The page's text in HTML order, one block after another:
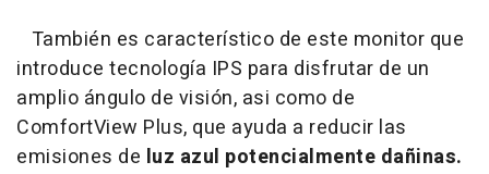
También es característico de este monitor que
introduce tecnología IPS para disfrutar de un
amplio ángulo de visión, asi como de
ComfortView Plus, que ayuda a reducir las
emisiones de luz azul potencialmente dañinas.